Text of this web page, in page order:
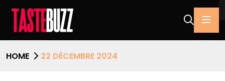
HOME 22 DÉCEMBRE 2024